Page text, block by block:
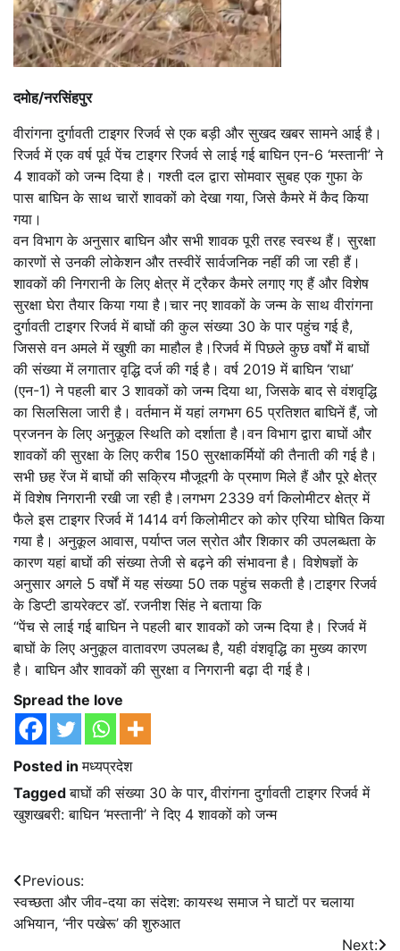
दमोह/नरसिंहपुर
वीरांगना दुर्गावती टाइगर रिजर्व से एक बड़ी और सुखद खबर सामने आई है।
रिजर्व में एक वर्ष पूर्व पेंच टाइगर रिजर्व से लाई गई बाघिन एन-6 ‘मस्तानी’ ने
4 शावकों को जन्म दिया है। गश्ती दल द्वारा सोमवार सुबह एक गुफा के
पास बाघिन के साथ चारों शावकों को देखा गया, जिसे कैमरे में कैद किया
गया।
वन विभाग के अनुसार बाघिन और सभी शावक पूरी तरह स्वस्थ हैं। सुरक्षा
कारणों से उनकी लोकेशन और तस्वीरें सार्वजनिक नहीं की जा रही हैं।
शावकों की निगरानी के लिए क्षेत्र में ट्रैकर कैमरे लगाए गए हैं और विशेष
सुरक्षा घेरा तैयार किया गया है।चार नए शावकों के जन्म के साथ वीरांगना
दुर्गावती टाइगर रिजर्व में बाघों की कुल संख्या 30 के पार पहुंच गई है,
जिससे वन अमले में खुशी का माहौल है।रिजर्व में पिछले कुछ वर्षों में बाघों
की संख्या में लगातार वृद्धि दर्ज की गई है। वर्ष 2019 में बाघिन ‘राधा’
(एन-1) ने पहली बार 3 शावकों को जन्म दिया था, जिसके बाद से वंशवृद्धि
का सिलसिला जारी है। वर्तमान में यहां लगभग 65 प्रतिशत बाघिनें हैं, जो
प्रजनन के लिए अनुकूल स्थिति को दर्शाता है।वन विभाग द्वारा बाघों और
शावकों की सुरक्षा के लिए करीब 150 सुरक्षाकर्मियों की तैनाती की गई है।
सभी छह रेंज में बाघों की सक्रिय मौजूदगी के प्रमाण मिले हैं और पूरे क्षेत्र
में विशेष निगरानी रखी जा रही है।लगभग 2339 वर्ग किलोमीटर क्षेत्र में
फैले इस टाइगर रिजर्व में 1414 वर्ग किलोमीटर को कोर एरिया घोषित किया
गया है। अनुकूल आवास, पर्याप्त जल स्रोत और शिकार की उपलब्धता के
कारण यहां बाघों की संख्या तेजी से बढ़ने की संभावना है। विशेषज्ञों के
अनुसार अगले 5 वर्षों में यह संख्या 50 तक पहुंच सकती है।टाइगर रिजर्व
के डिप्टी डायरेक्टर डॉ. रजनीश सिंह ने बताया कि
“पेंच से लाई गई बाघिन ने पहली बार शावकों को जन्म दिया है। रिजर्व में
बाघों के लिए अनुकूल वातावरण उपलब्ध है, यही वंशवृद्धि का मुख्य कारण
है। बाघिन और शावकों की सुरक्षा व निगरानी बढ़ा दी गई है।
Spread the love
Posted inमध्यप्रदेश
Taggedबाघों की संख्या 30 के पार,वीरांगना दुर्गावती टाइगर रिजर्व में
खुशखबरी: बाघिन ‘मस्तानी’ ने दिए 4 शावकों को जन्म
Post
navigation
Previous:
स्वच्छता और जीव-दया का संदेश: कायस्थ समाज ने घाटों पर चलाया
अभियान, ‘नीर पखेरू’ की शुरुआत
Next: